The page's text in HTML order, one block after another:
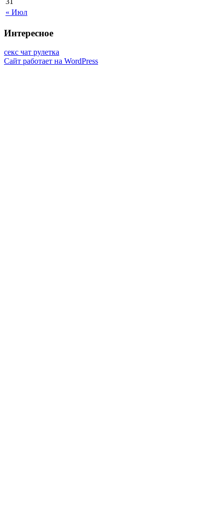
« Июл
Интересное
секс чат рулетка
Сайт работает на WordPress